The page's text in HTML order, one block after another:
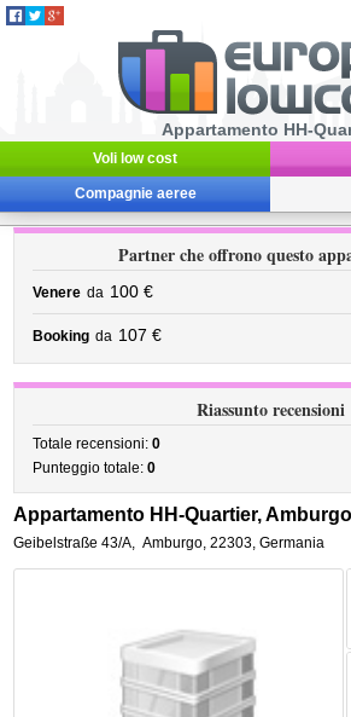
Appartamento HH-
Voli low cost
Compagnie aeree
Partner che offrono questo
Venere da 100 €
Booking da 107 €
Riassunto recensioni
Totale recensioni:0
Punteggio totale:0
Appartamento HH-Quartier, Amburgo
Geibelstraße 43/A, Amburgo,22303, Germania